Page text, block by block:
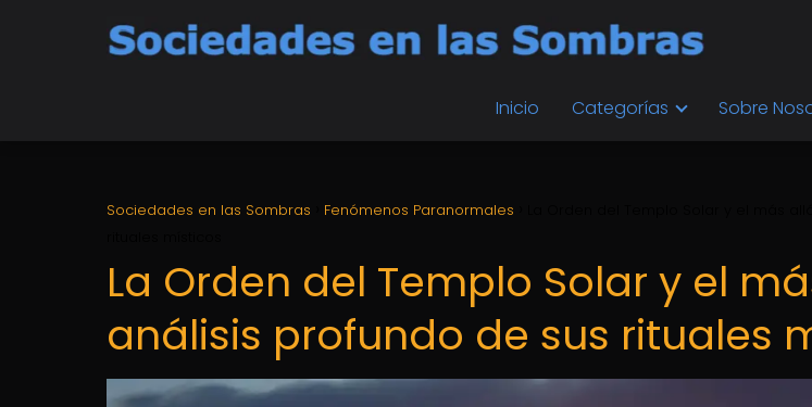
Inicio Categorías Sobre
Sociedades en las Sombras Fenómenos Paranormales
La Orden del Templo Solar y el
análisis profundo de sus rituales